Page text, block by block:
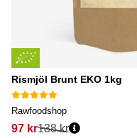
Rismjöl Brunt EKO 1kg
Rawfoodshop
97 kr138 kr